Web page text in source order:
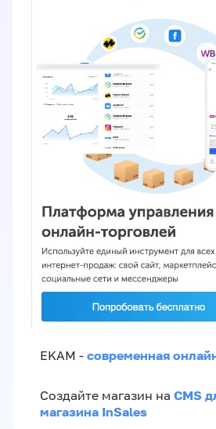
EKAM - современная
Создайте магазин на CMS
магазина InSales